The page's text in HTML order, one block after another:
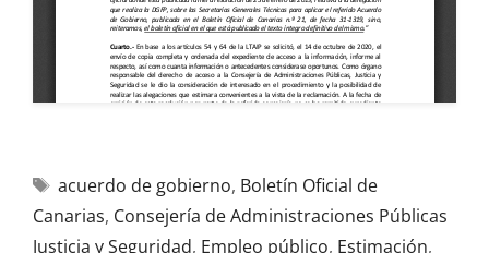
acuerdo de gobierno, Boletín Oficial de
Canarias, Consejería de Administraciones Públicas
Justicia y Seguridad, Empleo público, Estimación,